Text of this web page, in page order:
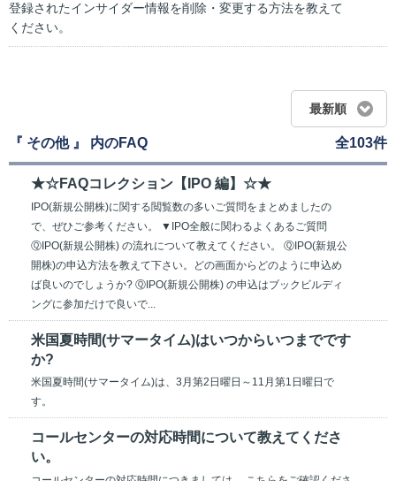
登録されたインサイダー情報を削除・変更する方法を教えて
ください。
最新順
『 その他 』 内のFAQ 全103件
★☆FAQコレクション【IPO 編】☆★
IPO(新規公開株)に関する閲覧数の多いご質問をまとめましたの
で、ぜひご参考ください。 ▼IPO全般に関わるよくあるご質問
ⓆIPO(新規公開株) の流れについて教えてください。 ⓆIPO(新規公
開株)の申込方法を教えて下さい。どの画面からどのように申込め
ば良いのでしょうか? ⓆIPO(新規公開株) の申込はブックビルディ
ングに参加だけで良いで...
米国夏時間(サマータイム)はいつからいつまでです
か?
米国夏時間(サマータイム)は、3月第2日曜日～11月第1日曜日で
す。
コールセンターの対応時間について教えてくださ
い。